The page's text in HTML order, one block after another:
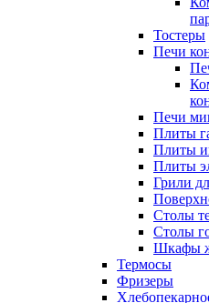
Тостеры
Печи
Печи
Плиты
Плиты
Плиты
Грили
Столы
Столы
Шкафы
Термосы
Фризеры